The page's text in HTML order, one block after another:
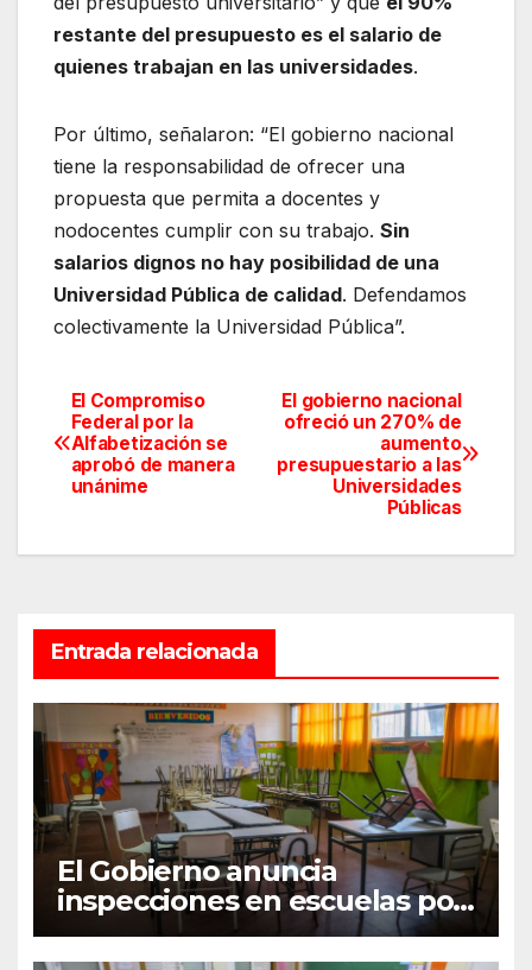
restante del presupuesto es el salario de
quienes trabajan en las universidades.
Por último, señalaron: “El gobierno nacional
tiene la responsabilidad de ofrecer una
propuesta que permita a docentes y
nodocentes cumplir con su trabajo. Sin
salarios dignos no hay posibilidad de una
Universidad Pública de calidad. Defendamos
colectivamente la Universidad Pública”.
Navegación
de
El gobierno nacional
ofreció un 270% de
aumento
presupuestario a las
Universidades
Públicas
El Compromiso
Federal por la
Alfabetización se
aprobó de manera
unánime
Entrada relacionada
El Gobierno anuncia
inspecciones en escuelas por
el paro nacional docente